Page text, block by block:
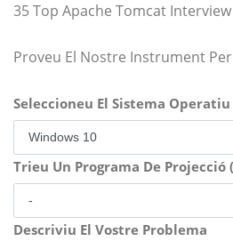
35 Top Apache Tomcat
Proveu El Nostre Instrument
Seleccioneu El Sistema Operatiu
Trieu Un Programa De
Descriviu El Vostre Problema